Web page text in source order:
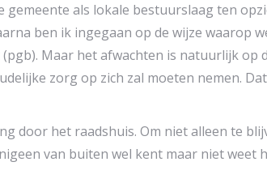
gemeente als lokale bestuurslaag ten
ben ik ingegaan op de wijze waarop
Maar het afwachten is natuurlijk op
zorg op zich zal moeten nemen.
door het raadshuis. Om niet alleen te
van buiten wel kent maar niet weet